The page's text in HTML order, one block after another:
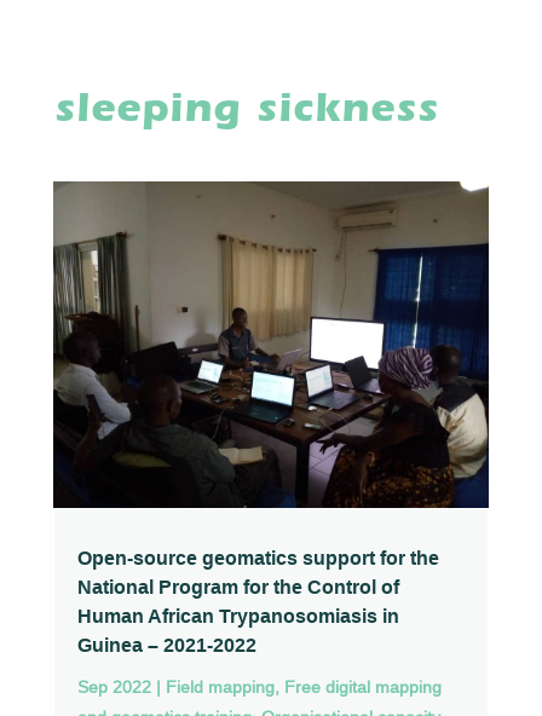
sleeping sickness
Open-source geomatics support for the
National Program for the Control of
Human African Trypanosomiasis in
Guinea – 2021-2022
Sep 2022| Field mapping, Free digital mapping